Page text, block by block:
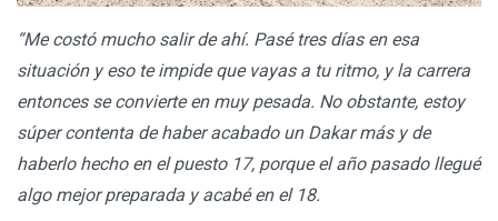
“Me costó mucho salir de ahí. Pasé tres días en esa
situación y eso te impide que vayas a tu ritmo, y la carrera
entonces se convierte en muy pesada. No obstante, estoy
súper contenta de haber acabado un Dakar más y de
haberlo hecho en el puesto 17, porque el año pasado llegué
algo mejor preparada y acabé en el 18.